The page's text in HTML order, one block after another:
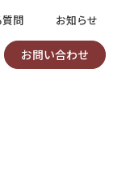
問 お知らせ
お問い合わせ